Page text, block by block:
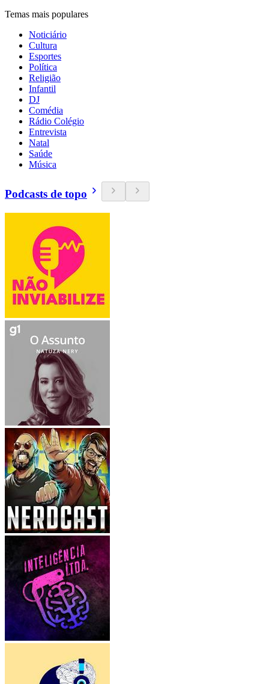
Temas mais populares
Noticiário
Cultura
Esportes
Política
Religião
Infantil
DJ
Comédia
Rádio Colégio
Entrevista
Natal
Saúde
Música
Podcasts de topo